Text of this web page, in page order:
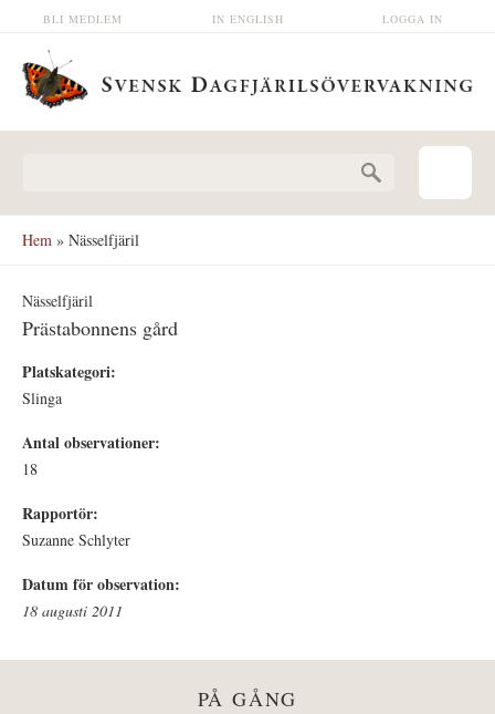
Hoppa till huvudinnehåll LOGGA IN
IN ENGLISH
BLI MEDLEM
Hem » Nässelfjäril
Nässelfjäril
Prästabonnens gård
Platskategori:
Slinga
Antal observationer:
18
Rapportör:
Suzanne Schlyter
Datum för observation:
18 augusti 2011
PÅ GÅNG